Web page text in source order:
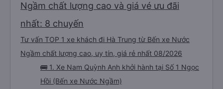
Ngầm chất lượng cao và giá vé ưu đãi
nhất: 8 chuyến
Tư vấn TOP 1 xe khách đi Hà Trung từ Bến xe Nước
Ngầm chất lượng cao, uy tín, giá rẻ nhất 08/2026
🚌 1. Xe Nam Quỳnh Anh khởi hành tại Số 1 Ngọc
Hồi (Bến xe Nước Ngầm)